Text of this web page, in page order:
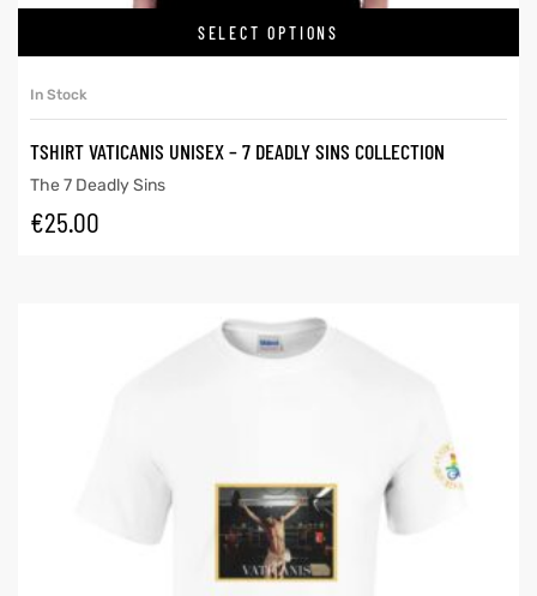
SELECT OPTIONS
In Stock
TSHIRT VATICANIS UNISEX – 7 DEADLY SINS COLLECTION
The 7 Deadly Sins
€25.00